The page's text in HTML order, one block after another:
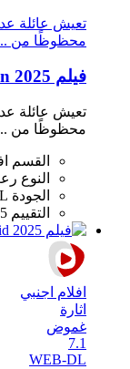
تعيش عائلة
محظوظًا من
فيلم Garden of Eden 2025 مترجم HD
تعيش عائلة
محظوظًا من
القسم
النوع
الجودة
التقييم
افلام اجنبي
اثارة
غموض
7.1
WEB-DL